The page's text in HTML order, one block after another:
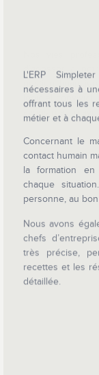
d’adosser à
gestion
logiciel
avons réalisé
L'ERP
nécessaires à
offrant tous les
métier et à
Concernant le
contact humain
la formation
chaque
personne, au
Nous avons
chefs
très précise,
recettes et les
détaillée.